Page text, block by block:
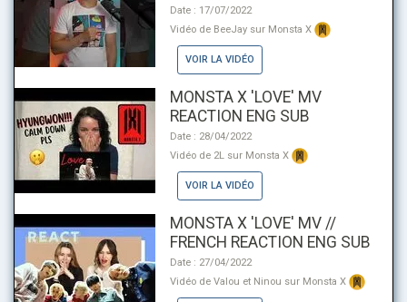
Date : 17/07/2022
Vidéo de BeeJay sur Monsta X
VOIR LA VIDÉO
MONSTA X 'LOVE' MV
REACTION ENG SUB
Date : 28/04/2022
Vidéo de 2L sur Monsta X
VOIR LA VIDÉO
MONSTA X 'LOVE' MV //
FRENCH REACTION ENG SUB
Date : 27/04/2022
Vidéo de Valou et Ninou sur Monsta X